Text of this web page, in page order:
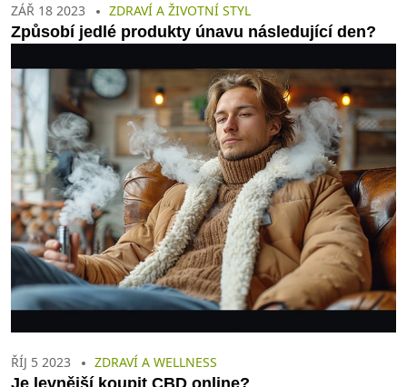
ZÁŘ 18 2023 ZDRAVÍ A ŽIVOTNÍ STYL
Způsobí jedlé produkty únavu následující den?
ŘÍJ 5 2023 ZDRAVÍ A WELLNESS
Je levnější koupit CBD online?